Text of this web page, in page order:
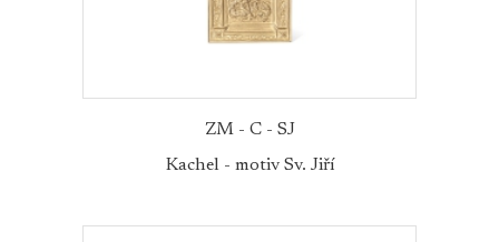
ZM - C - SJ
Kachel - motiv Sv. Jiří